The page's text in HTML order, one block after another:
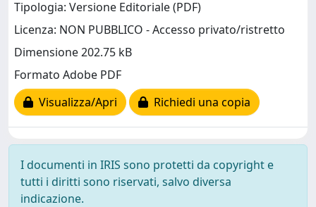
Tipologia: Versione Editoriale (PDF)
Licenza: NON PUBBLICO - Accesso privato/ristretto
Dimensione 202.75 kB
Formato Adobe PDF
Visualizza/Apri
Richiedi una copia
I documenti in IRIS sono protetti da copyright e
tutti i diritti sono riservati, salvo diversa
indicazione.